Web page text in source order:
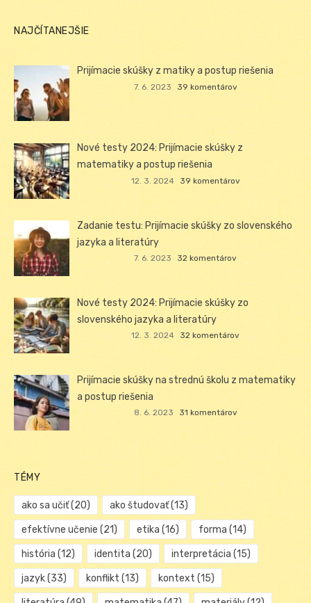
NAJČÍTANEJŠIE
Prijímacie skúšky z matiky a postup riešenia
7. 6. 2023 39 komentárov
Nové testy 2024: Prijímacie skúšky z
matematiky a postup riešenia
12. 3. 2024 39 komentárov
Zadanie testu: Prijímacie skúšky zo slovenského
jazyka a literatúry
7. 6. 2023 32 komentárov
Nové testy 2024: Prijímacie skúšky zo
slovenského jazyka a literatúry
12. 3. 2024 32 komentárov
Prijímacie skúšky na strednú školu z matematiky
a postup riešenia
8. 6. 2023 31 komentárov
TÉMY
ako sa učiť(20) ako študovať(13)
efektívne učenie (21) etika (16) forma (14)
história (12) identita (20) interpretácia (15)
jazyk(33) konflikt (13) kontext (15)